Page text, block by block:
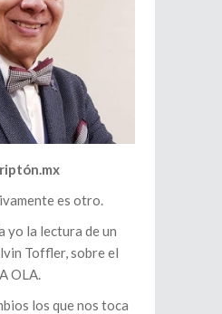
es otro.
yo la lectura de un
Toffler, sobre el
OLA.
los que nos toca